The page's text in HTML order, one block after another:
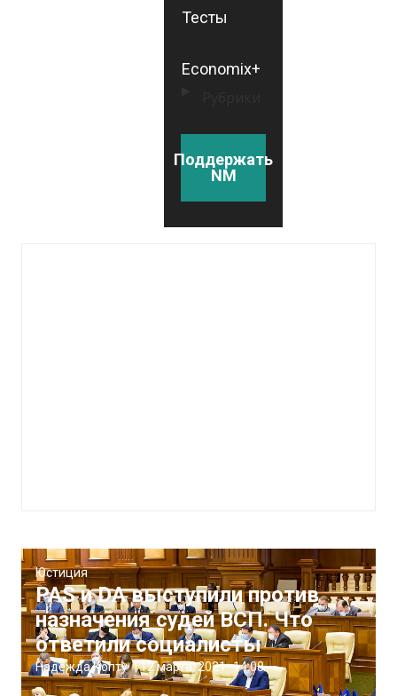
Тесты
Economix+
Поддержать
NM
Юстиция
PAS и DA выступили против
назначения судей ВСП. Что
ответили социалисты
Надежда Копту |12 марта, 2021 14:08